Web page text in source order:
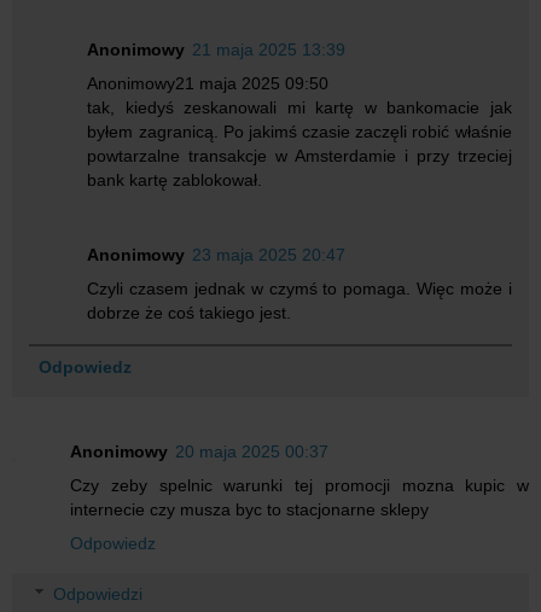
Anonimowy 21 maja 2025 13:39
Anonimowy21 maja 2025 09:50
tak, kiedyś zeskanowali mi kartę w bankomacie jak
byłem zagranicą. Po jakimś czasie zaczęli robić właśnie
powtarzalne transakcje w Amsterdamie i przy trzeciej
bank kartę zablokował.
Anonimowy 23 maja 2025 20:47
Czyli czasem jednak w czymś to pomaga. Więc może i
dobrze że coś takiego jest.
Odpowiedz
Anonimowy 20 maja 2025 00:37
Czy zeby spelnic warunki tej promocji mozna kupic w
internecie czy musza byc to stacjonarne sklepy
Odpowiedz
Odpowiedzi